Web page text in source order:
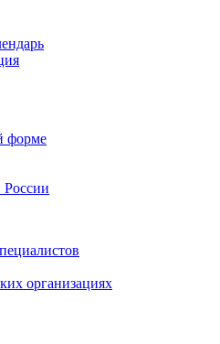
форме
России
организациях